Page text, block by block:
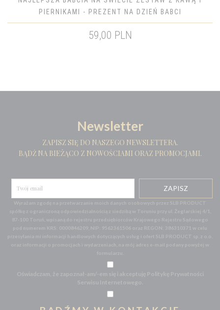
PIERNIKAMI - PREZENT NA DZIEŃ BABCI
59,00 PLN
Newsletter
ZAPISZ SIĘ DO NASZEGO NEWSLETTERA.
BĄDŹ NA BIEŻĄCO Z NOWOŚCIAMI ORAZ PROMOCJAMI.
Wyrażam zgodę na przetwarzanie moich danych osobowych przez SLB PRODUCT
spółkę z ograniczoną odpowiedzialnością z siedzibą w Toruniu przy ul. Żeglarskiej 4/1,
87-100 Toruń, wpisaną do rejestru przedsiębiorców Krajowego Rejestru Sądowego
pod numerem KRS: 0000846209, NIP: 9562361506 oraz REGON: 386310371 w celu
przesyłania mi informacji handlowych dotyczących usług i ofert SLB PRODUCT sp. z o.o.
oraz informacji o promocjach i wydarzeniach, na mój adres e-mail podany powyżej w
formularzu.
Oświadczam, że zapoznał-am/-em się i akceptuję Politykę Prywatności
Serwisu Internetowego.